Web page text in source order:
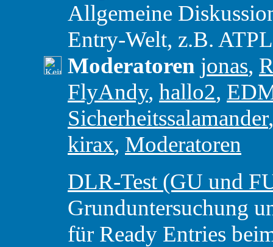
Allgemeine
Entry-Welt, z.B.
Moderatoren jonas,
FlyAndy, hallo2,
Sicherheitssalamander
kirax, Moderatoren
DLR-Test (GU und
Grunduntersuchung
für Ready Entries